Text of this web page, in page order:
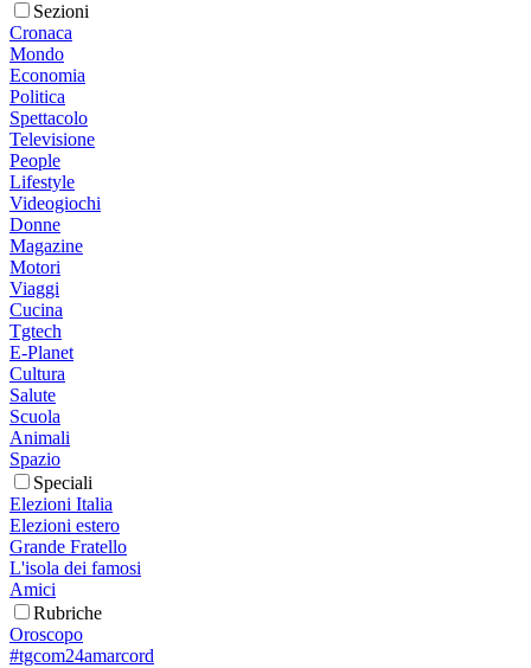
Sezioni
Cronaca
Mondo
Economia
Politica
Spettacolo
Televisione
People
Lifestyle
Videogiochi
Donne
Magazine
Motori
Viaggi
Cucina
Tgtech
E-Planet
Cultura
Salute
Scuola
Animali
Spazio
Speciali
Elezioni Italia
Elezioni estero
Grande Fratello
L'isola dei famosi
Amici
Rubriche
Oroscopo
#tgcom24amarcord